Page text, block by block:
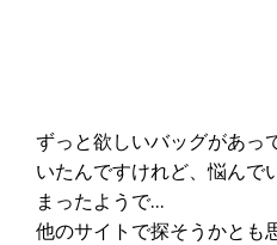
ずっと欲しいバッグがあっ
いたんですけれど、悩んで
まったようで…
他のサイトで探そうかとも